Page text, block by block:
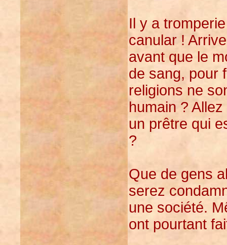
Il y a
canular !
avant que le
de sang, pour
religions ne
humain ?
un prêtre qui
?
Que de gens
serez
une société.
ont pourtant